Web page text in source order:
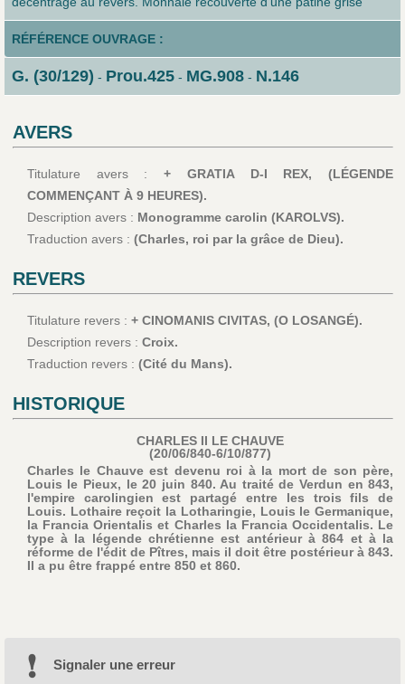
RÉFÉRENCE OUVRAGE :
G. (30/129) - Prou.425- MG.908- N.146
AVERS
Titulature avers :+ GRATIA D-I REX, (LÉGENDE
COMMENÇANT À 9 HEURES).
Description avers : Monogramme carolin (KAROLVS).
Traduction avers : (Charles, roi par la grâce de Dieu).
REVERS
Titulature revers : + CINOMANIS CIVITAS, (O LOSANGÉ).
Description revers : Croix.
Traduction revers : (Cité du Mans).
HISTORIQUE
CHARLES II LE CHAUVE
(20/06/840-6/10/877)
Charles le Chauve est devenu roi à la mort de son père,
Louis le Pieux, le 20 juin 840. Au traité de Verdun en 843,
l'empire carolingien est partagé entre les trois fils de
Louis. Lothaire reçoit la Lotharingie, Louis le Germanique,
la Francia Orientalis et Charles la Francia Occidentalis. Le
type à la légende chrétienne est antérieur à 864 et à la
réforme de l'édit de Pîtres, mais il doit être postérieur à 843.
Il a pu être frappé entre 850 et 860.
Signaler une erreur